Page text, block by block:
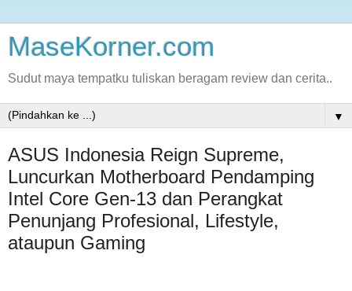
MaseKorner.com
Sudut maya tempatku tuliskan beragam review dan cerita..
▼
ASUS Indonesia Reign Supreme,
Luncurkan Motherboard Pendamping
Intel Core Gen-13 dan Perangkat
Penunjang Profesional, Lifestyle,
ataupun Gaming